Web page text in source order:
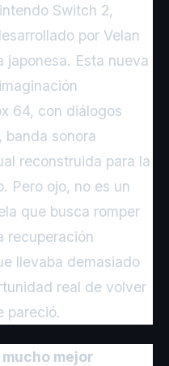
Switch 2,
por Velan
japonesa. Esta nueva
64, con diálogos
banda sonora
reconstruida para la
Pero ojo, no es un
que busca romper
recuperación
llevaba demasiado
real de volver
pareció.
mejor